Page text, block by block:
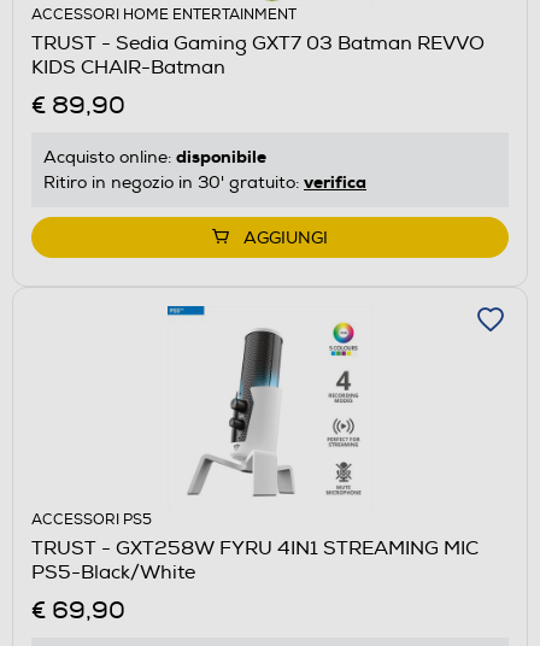
ACCESSORI HOME ENTERTAINMENT
TRUST - Sedia Gaming GXT7 03 Batman REVVO
KIDS CHAIR-Batman
€ 89,90
Acquisto online: disponibile
Ritiro in negozio in 30' gratuito: verifica
AGGIUNGI
ACCESSORI PS5
TRUST - GXT258W FYRU 4IN1 STREAMING MIC
PS5-Black/White
€ 69,90